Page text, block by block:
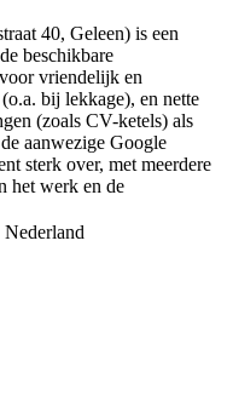
40, Geleen) is een
beschikbare
vriendelijk en
bij lekkage), en nette
(zoals CV-ketels) als
aanwezige Google
sterk over, met meerdere
het werk en de